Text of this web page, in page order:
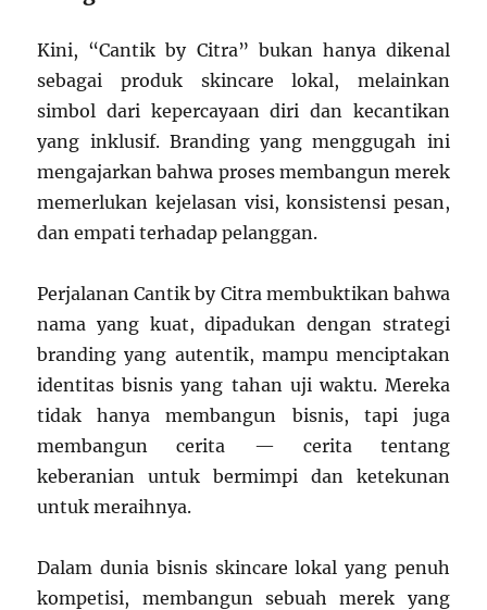
Kini, “Cantik by Citra” bukan hanya dikenal
sebagai produk skincare lokal, melainkan
simbol dari kepercayaan diri dan kecantikan
yang inklusif. Branding yang menggugah ini
mengajarkan bahwa proses membangun merek
memerlukan kejelasan visi, konsistensi pesan,
dan empati terhadap pelanggan.
Perjalanan Cantik by Citra membuktikan bahwa
nama yang kuat, dipadukan dengan strategi
branding yang autentik, mampu menciptakan
identitas bisnis yang tahan uji waktu. Mereka
tidak hanya membangun bisnis, tapi juga
membangun cerita — cerita tentang
keberanian untuk bermimpi dan ketekunan
untuk meraihnya.
Dalam dunia bisnis skincare lokal yang penuh
kompetisi, membangun sebuah merek yang